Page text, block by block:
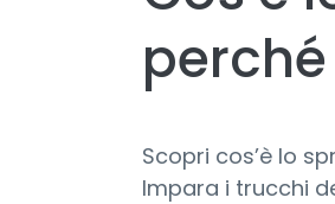
Scopri cos’è lo
Impara i trucchi